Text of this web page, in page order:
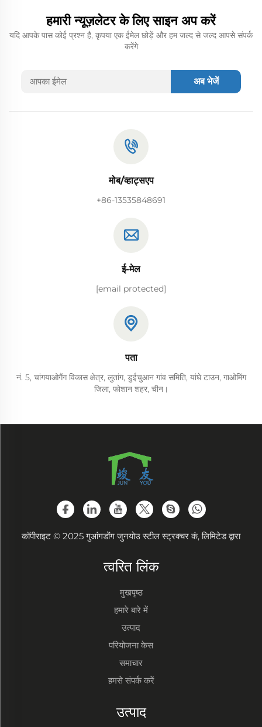
हमारी न्यूज़लेटर के लिए साइन अप करें
यदि आपके पास कोई प्रश्न है, कृपया एक ईमेल छोड़ें और हम जल्द से जल्द आपसे संपर्क
करेंगे
अब भेजें
मोब/व्हाट्सएप
+86-13535848691
ई-मेल
[email protected]
पता
नं. 5, चांगयाओगैंग विकास क्षेत्र, लुतांग, डुईचुआन गांव समिति, यांघे टाउन, गाओमिंग
जिला, फोशान शहर, चीन।
कॉपीराइट © 2025 गुआंगडोंग जुनयोउ स्टील स्ट्रक्चर कं, लिमिटेड द्वारा
त्वरित लिंक
मुखपृष्ठ
हमारे बारे में
उत्पाद
परियोजना केस
समाचार
हमसे संपर्क करें
उत्पाद